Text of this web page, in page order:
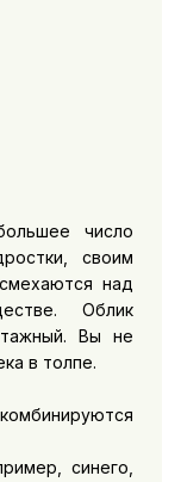
число
своим
над
Облик
Вы не
в толпе.
синего,